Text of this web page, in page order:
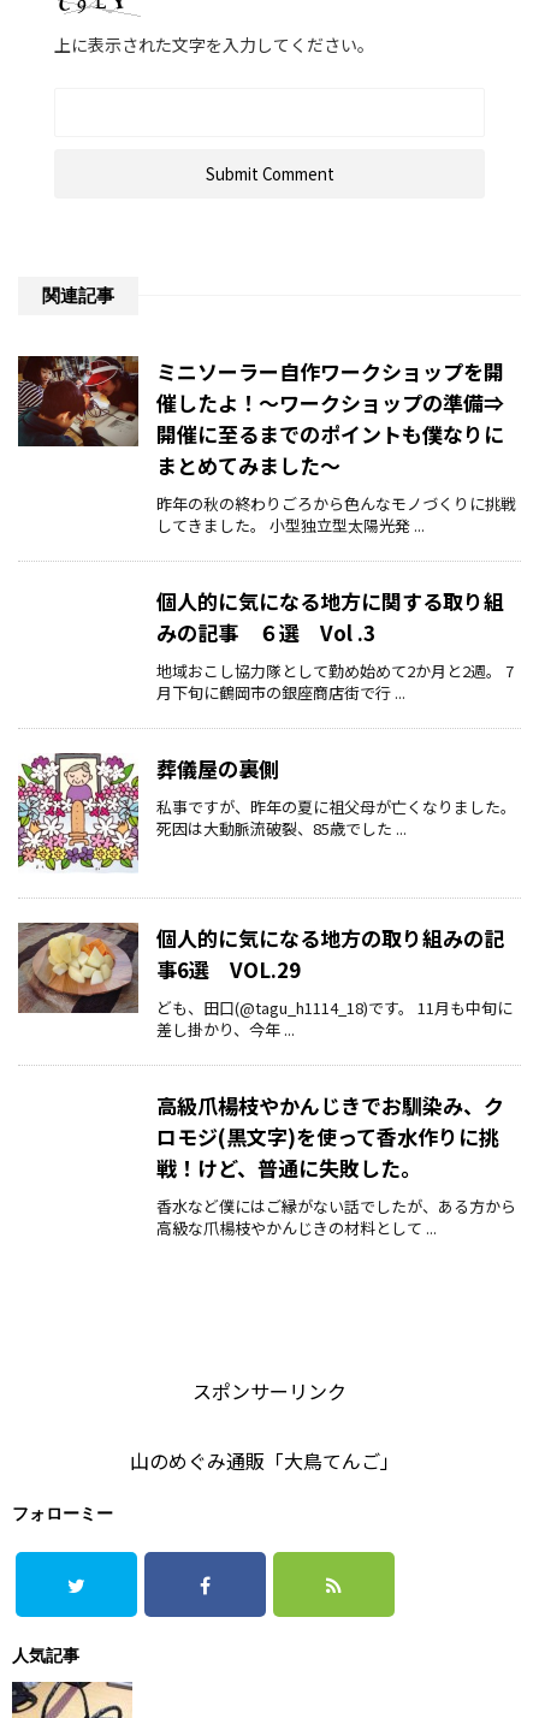
上に表示された文字を入力してください。
関連記事
ミニソーラー自作ワークショップを開
催したよ！～ワークショップの準備⇒
開催に至るまでのポイントも僕なりに
まとめてみました～
昨年の秋の終わりごろから色んなモノづくりに挑戦
してきました。 小型独立型太陽光発 ...
個人的に気になる地方に関する取り組
みの記事 ６選 Vol .3
地域おこし協力隊として勤め始めて2か月と2週。 7
月下旬に鶴岡市の銀座商店街で行 ...
葬儀屋の裏側
私事ですが、昨年の夏に祖父母が亡くなりました。
死因は大動脈流破裂、85歳でした ...
個人的に気になる地方の取り組みの記
事6選 VOL.29
ども、田口(@tagu_h1114_18)です。 11月も中旬に
差し掛かり、今年 ...
高級爪楊枝やかんじきでお馴染み、ク
ロモジ(黒文字)を使って香水作りに挑
戦！けど、普通に失敗した。
香水など僕にはご縁がない話でしたが、ある方から
高級な爪楊枝やかんじきの材料として ...
スポンサーリンク
山のめぐみ通販「大鳥てんご」
フォローミー
人気記事